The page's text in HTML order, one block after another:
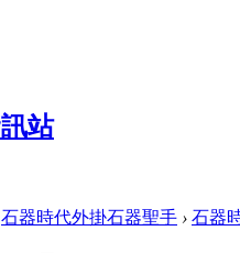
石器時代外掛石器聖手 › 石器